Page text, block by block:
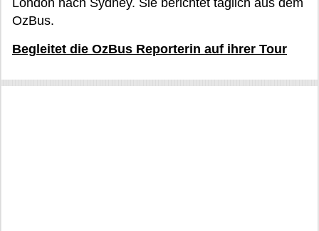
London nach Sydney. Sie berichtet täglich aus dem
OzBus.
Begleitet die OzBus Reporterin auf ihrer Tour